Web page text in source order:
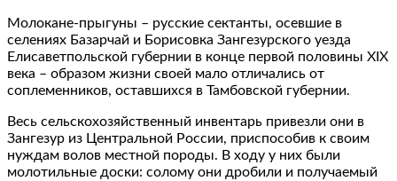
Молокане-прыгуны – русские сектанты, осевшие в
селениях Базарчай и Борисовка Зангезурского уезда
Елисаветпольской губернии в конце первой половины XIX
века – образом жизни своей мало отличались от
соплеменников, оставшихся в Тамбовской губернии.
Весь сельскохозяйственный инвентарь привезли они в
Зангезур из Центральной России, приспособив к своим
нуждам волов местной породы. В ходу у них были
молотильные доски: солому они дробили и получаемый